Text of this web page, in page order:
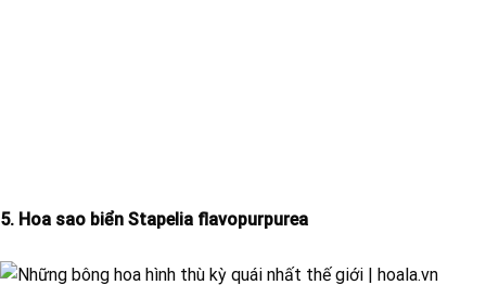
5. Hoa sao biển Stapelia flavopurpurea